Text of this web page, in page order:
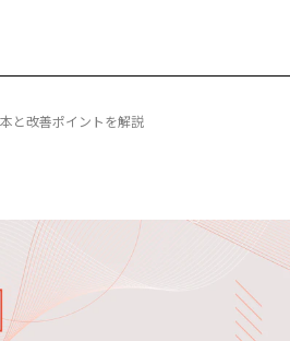
と改善ポイントを解説